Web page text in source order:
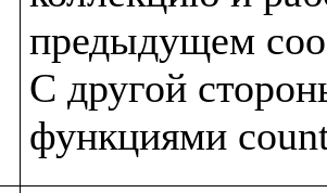
предыдущем
С другой